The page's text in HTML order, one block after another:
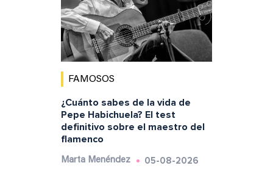
FAMOSOS
¿Cuánto sabes de la vida de
Pepe Habichuela? El test
definitivo sobre el maestro del
flamenco
Marta Menéndez 05-08-2026